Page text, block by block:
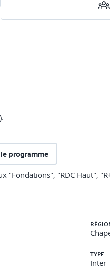
"Fondations", "RDC Haut",
porteur).
programme
TYPE
Inter